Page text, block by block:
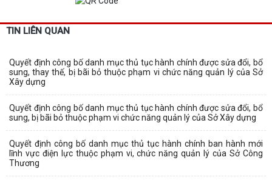
TIN LIÊN QUAN
Quyết định công bố danh mục thủ tục hành chính được sửa đổi, bổ
sung, thay thế, bị bãi bỏ thuộc phạm vi chức năng quản lý của Sở
Xây dựng
Quyết định công bố danh mục thủ tục hành chính được sửa đổi, bổ
sung, bị bãi bỏ thuộc phạm vi chức năng quản lý của Sở Xây dựng
Quyết định công bố danh mục thủ tục hành chính ban hành mới
lĩnh vực điện lực thuộc phạm vi, chức năng quản lý của Sở Công
Thương